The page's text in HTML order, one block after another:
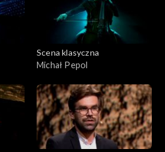
Scena klasyczna
Michał Pepol